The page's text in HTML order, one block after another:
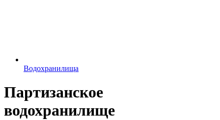
Водохранилища
Партизанское
водохранилище